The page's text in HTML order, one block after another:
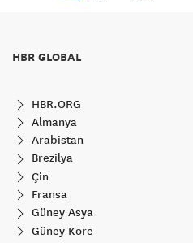
HBR GLOBAL
HBR.ORG
Almanya
Arabistan
Brezilya
Çin
Fransa
Güney Asya
Güney Kore